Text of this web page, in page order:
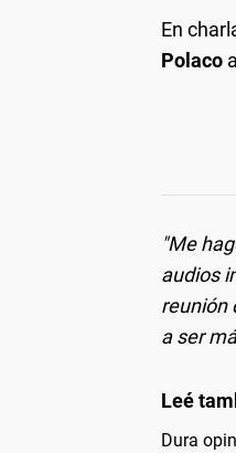
En
Polaco
"Me
audios
reunión
a ser
Dura